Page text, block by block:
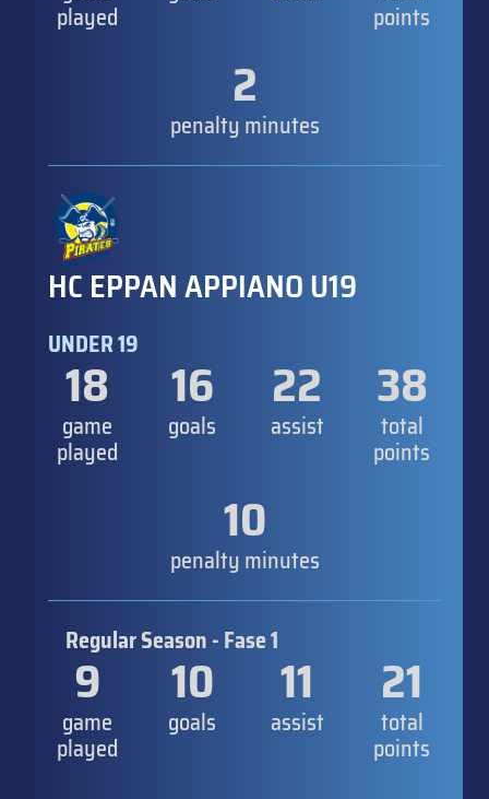
played points
2
penalty minutes
HC EPPAN APPIANO U19
UNDER 19
18
game
played
16
goals
22
assist
38
total
points
10
penalty minutes
Regular Season - Fase 1
9
game
played
10
goals
11
assist
21
total
points